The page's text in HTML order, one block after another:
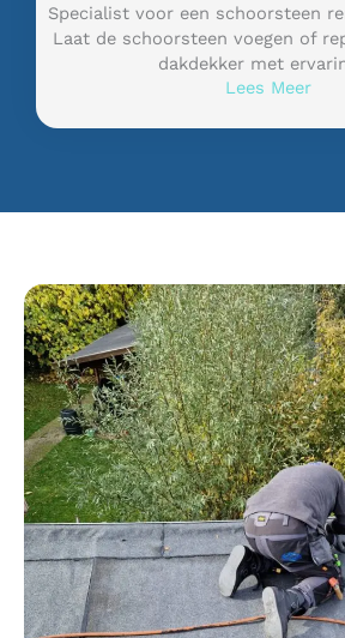
Specialist voor een schoorsteen
Laat de schoorsteen voegen of
dakdekker met
Lees Meer